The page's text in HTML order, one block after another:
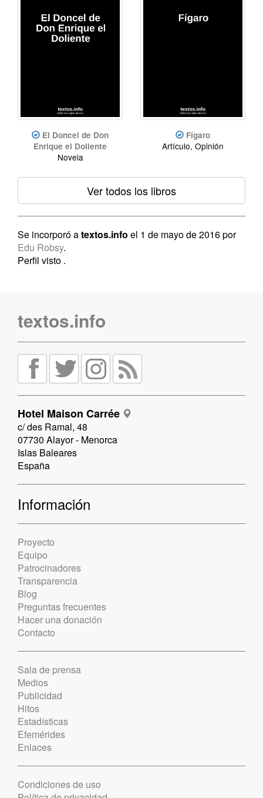
El Doncel de Don
Enrique el Doliente
Novela
Fígaro
Artículo, Opinión
Ver todos los libros
Se incorporó atextos.info el 1 de mayo de 2016 por
Edu Robsy.
Perfil visto .
textos.info
Hotel Maison Carrée
c/ des Ramal, 48
07730 Alayor - Menorca
Islas Baleares
España
Información
Proyecto
Equipo
Patrocinadores
Transparencia
Blog
Preguntas frecuentes
Hacer una donación
Contacto
Sala de prensa
Medios
Publicidad
Hitos
Estadísticas
Efemérides
Enlaces
Condiciones de uso